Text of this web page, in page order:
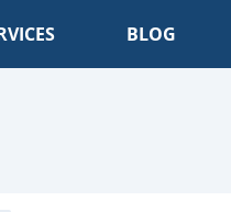
BLOG